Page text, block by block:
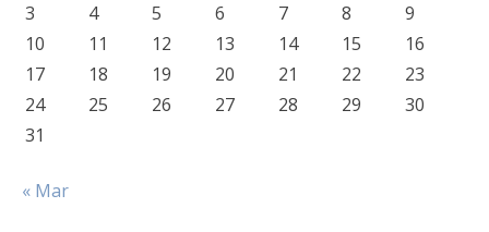
3
4 5 6 7 8
9
10
11 12 13 14 15
16
17
18 19 20 21 22
23
24
25 26 27 28 29
30
31
« Mar